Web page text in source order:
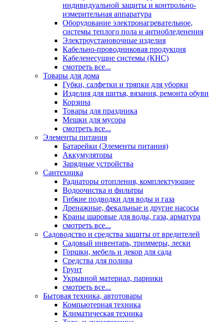
индивидуальной защиты и контрольно-
измерительная аппаратура
Оборудование электронагревательное,
системы теплого пола и антиобледенения
Электроустановочные изделия
Кабельно-проводниковая продукция
Кабеленесущие системы (КНС)
смотреть все...
Товары для дома
Губки, салфетки и тряпки для уборки
Изделия для шитья, вязания, ремонта обуви
Корзина
Товары для праздника
Мешки для мусора
смотреть все...
Элементы питания
Батарейки (Элементы питания)
Аккумуляторы
Зарядные устройства
Сантехника
Радиаторы отопления, комплектующие
Водоочистка и фильтры
Гибкие подводки для воды и газа
Дренажные, фекальные и другие насосы
Краны шаровые для воды, газа, арматура
смотреть все...
Садоводство и средства защиты от вредителей
Садовый инвентарь, триммеры, лески
Горшки, мебель и декор для сада
Средства для полива
Грунт
Укрывной материал, парники
смотреть все...
Бытовая техника, автотовары
Компьютерная техника
Климатическая техника